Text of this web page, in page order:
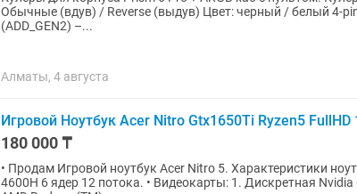
Обычные (вдув) / Reverse (выдув) Цвет: черный / белый 4-pin PWM (12V DC) 5V 3-pin ARGB
(ADD_GEN2) –...
Алматы, 4 августа
Игровой Ноутбук Acer Nitro Gtx1650Ti Ryzen5 FullHD
180 000 ₸
• Продам Игровой ноутбук Acer Nitro 5. Характеристики ноутбука: • Процессор: Amd Ryzen 5
4600H 6 ядер 12 потока. • Видеокарты: 1. Дискретная Nvidia Geforce GTX 1650TI. 2. Встройка